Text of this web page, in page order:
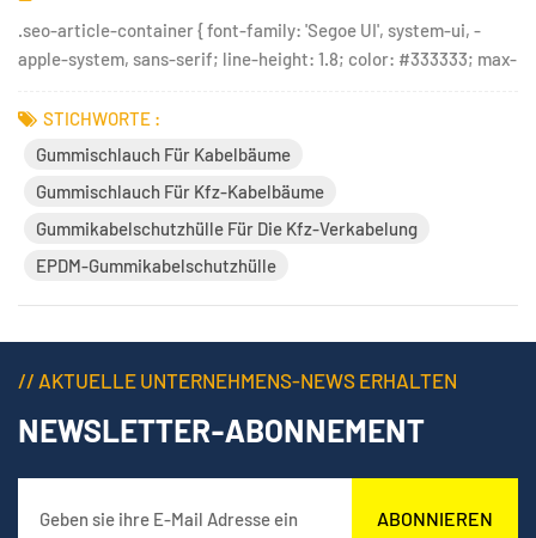
.seo-article-container { font-family: 'Segoe UI', system-ui, -
apple-system, sans-serif; line-height: 1.8; color: #333333; max-
container h2 { color: #0044cc; font-size: 24px;...
STICHWORTE :
Gummischlauch Für Kabelbäume
Gummischlauch Für Kfz-Kabelbäume
Gummikabelschutzhülle Für Die Kfz-Verkabelung
EPDM-Gummikabelschutzhülle
// AKTUELLE UNTERNEHMENS-NEWS ERHALTEN
NEWSLETTER-ABONNEMENT
ABONNIEREN